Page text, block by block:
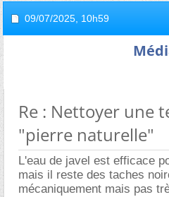
09/07/2025, 10h59
Re : Nettoyer une
"pierre naturelle"
L'eau de javel est efficace
mais il reste des taches
mécaniquement mais pas